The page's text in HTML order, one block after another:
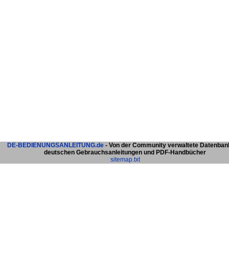
DE-BEDIENUNGSANLEITUNG.de - Von der Community verwaltete
deutschen Gebrauchsanleitungen und PDF-Handbücher
sitemap.txt